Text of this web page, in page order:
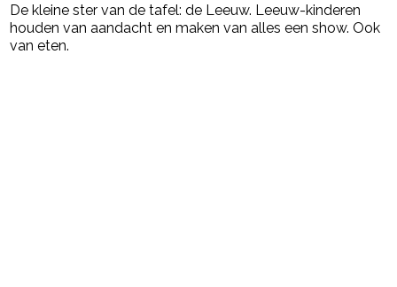
De kleine ster van de tafel: de Leeuw. Leeuw-kinderen
houden van aandacht en maken van alles een show. Ook
van eten.